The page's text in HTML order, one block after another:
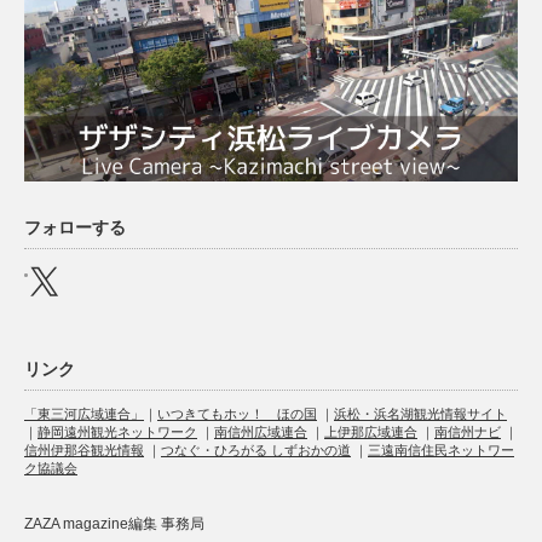
フォローする
X
リンク
「東三河広域連合」 ｜ いつきてもホッ！ ほの国 ｜ 浜松・浜名湖観光情報サイト
｜ 静岡遠州観光ネットワーク ｜ 南信州広域連合 ｜ 上伊那広域連合 ｜ 南信州ナビ ｜
信州伊那谷観光情報 ｜ つなぐ・ひろがる しずおかの道 ｜ 三遠南信住民ネットワー
ク協議会
ZAZA magazine編集 事務局